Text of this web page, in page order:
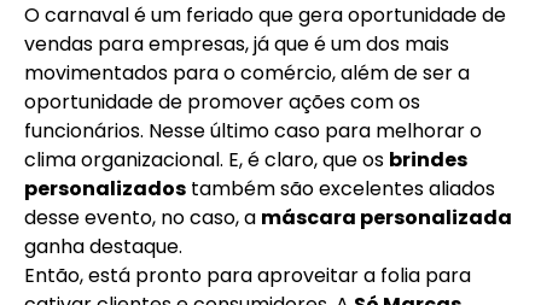
O carnaval é um feriado que gera oportunidade de
vendas para empresas, já que é um dos mais
movimentados para o comércio, além de ser a
oportunidade de promover ações com os
funcionários. Nesse último caso para melhorar o
clima organizacional. E, é claro, que os brindes
personalizados também são excelentes aliados
desse evento, no caso, a máscara personalizada
ganha destaque.
Então, está pronto para aproveitar a folia para